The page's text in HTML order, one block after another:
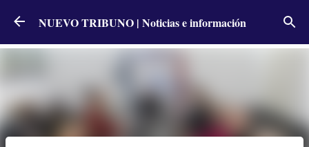
Ir al contenido principal
NUEVO TRIBUNO | Noticias e información